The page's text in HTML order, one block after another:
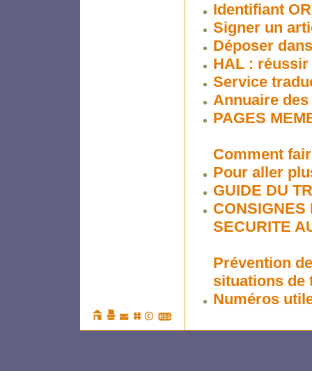
Identifiant
Signer un
Déposer
HAL : réussir
Service
Annuaire
PAGES
Comment
Pour aller
GUIDE DU
CONSIGNES
SECURITE
Prévention
situations de
Numéros